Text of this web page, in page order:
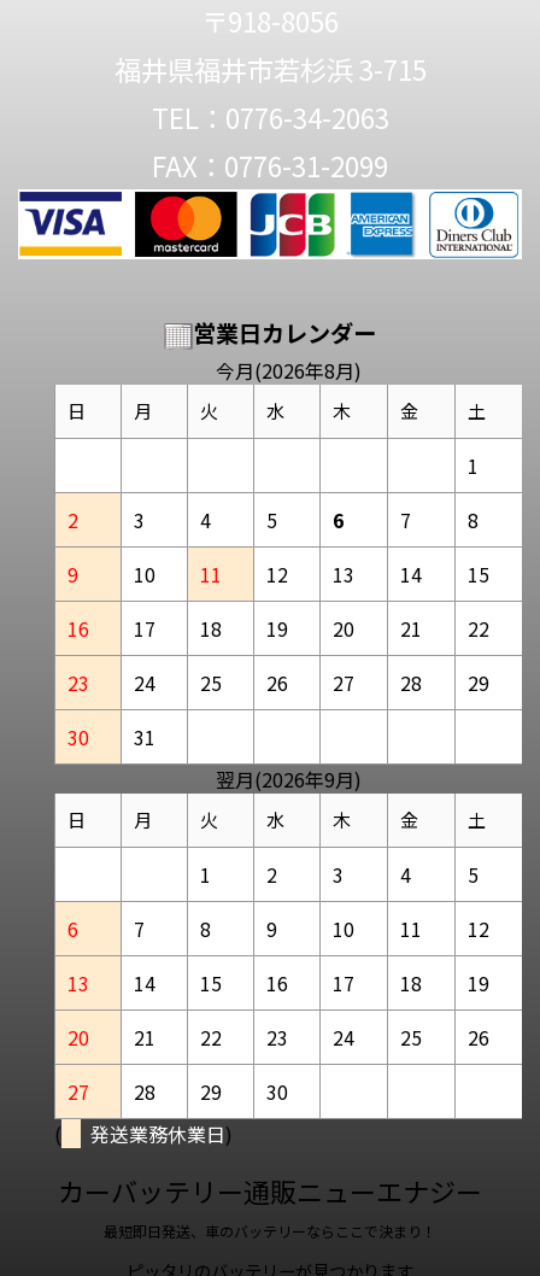
〒918-8056
福井県福井市若杉浜 3-715
TEL：0776-34-2063
FAX：0776-31-2099
営業日カレンダー
今月(2026年8月)
日 月 火 水 木 金 土
1
2
3 4 5 6 7
8
9
10 11 12 13 14
15
16
17 18 19 20 21
22
23
24 25 26 27 28
29
30
31
翌月(2026年9月)
日 月 火 水 木 金 土
1 2 3 4
5
6
7 8 9 10 11
12
13
14 15 16 17 18
19
20
21 22 23 24 25
26
27
28 29
30
(
発送業務休業日)
カーバッテリー通販ニューエナジー
最短即日発送、車のバッテリーならここで決まり！
ピッタリのバッテリーが見つかります